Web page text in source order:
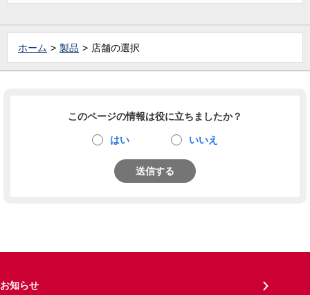
ホーム 製品 店舗の選択
このページの情報は役に立ちましたか？
はい いいえ
送信する
お知らせ